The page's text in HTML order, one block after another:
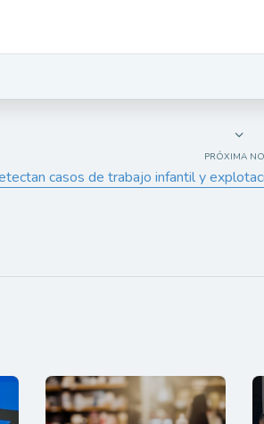
PRÓXIMA
casos de trabajo infantil y